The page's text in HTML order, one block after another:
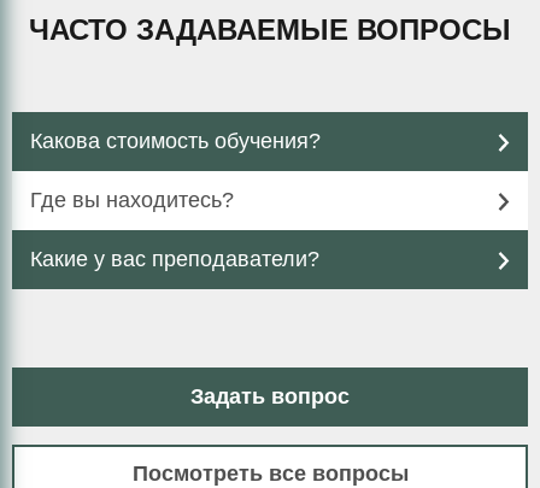
ЧАСТО ЗАДАВАЕМЫЕ ВОПРОСЫ
Какова стоимость обучения?
Где вы находитесь?
Какие у вас преподаватели?
Задать вопрос
Посмотреть все вопросы